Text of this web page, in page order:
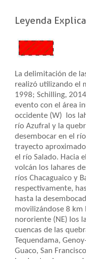
Leyenda
La delimitación de
realizó utilizando el
1998; Schilling,
evento con el área
occidente (W) los
río Azufral y la
desembocar en el
trayecto
el río Salado. Hacia
volcán los lahares
ríos Chacaguaico y
respectivamente,
hasta la
movilizándose 8 km
nororiente (NE) los
cuencas de las
Tequendama,
Guaco, San